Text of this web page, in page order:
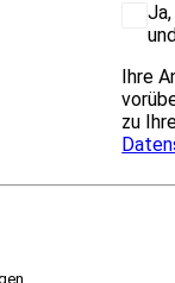
Ihre
zu